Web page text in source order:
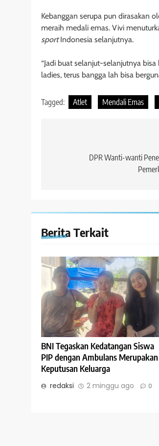
Kebanggan serupa pun dirasakan
meraih medali emas. Vivi
sportIndonesia selanjutnya.
“Jadi buat selanjut-selanjutnya
ladies, terus bangga lah bisa
Tagged: Atlet Mendali Emas
DPR Wanti-wanti
Berita Terkait
BNI Tegaskan Kedatangan Siswa
PIP dengan Ambulans Merupakan
Keputusan Keluarga
redaksi 2 minggu ago 0